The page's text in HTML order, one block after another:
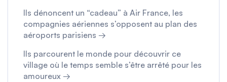
Ils dénoncent un “cadeau” à Air France, les
compagnies aériennes s’opposent au plan des
aéroports parisiens →
Ils parcourent le monde pour découvrir ce
village où le temps semble s’être arrêté pour les
amoureux →